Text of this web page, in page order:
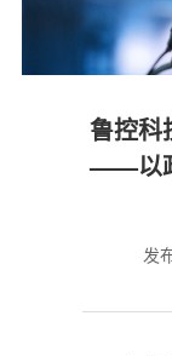
鲁控科
——以
发